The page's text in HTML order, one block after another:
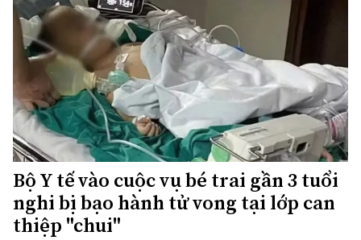
Bộ Y tế vào cuộc vụ bé trai gần 3 tuổi
nghi bị bạo hành tử vong tại lớp can
thiệp "chui"